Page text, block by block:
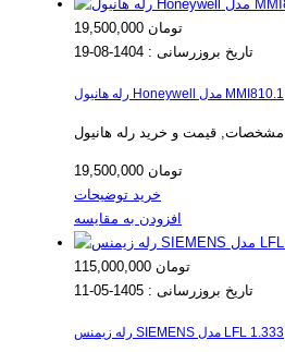
19,500,000 تومان
تاریخ بروزرسانی : 1404-08-19
رله هانیول Honeywell مدل MMI810.1
19,500,000 تومان
خرید توضیحات
افزودن به مقایسه
115,000,000 تومان
تاریخ بروزرسانی : 1405-05-11
رله زیمنس SIEMENS مدل LFL 1.333